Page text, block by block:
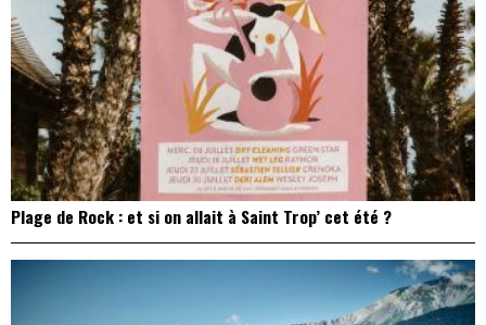
Plage de Rock : et si on allait à Saint Trop’ cet été ?